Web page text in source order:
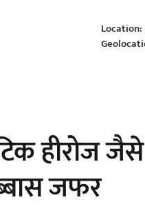
हीरोज
जफर